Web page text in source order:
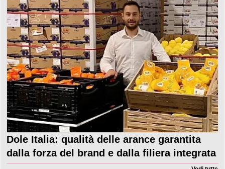
Dole Italia: qualità delle arance garantita
dalla forza del brand e dalla filiera integrata